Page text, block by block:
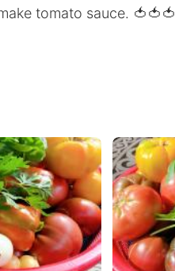
tomato sauce. 🍅🍅🍅